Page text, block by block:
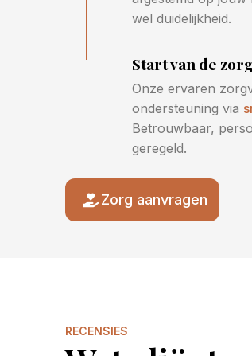
wel duidelijkheid.
Start van de
Onze ervaren
ondersteuning via
Betrouwbaar,
geregeld.
Zorg aanvragen
RECENSIES